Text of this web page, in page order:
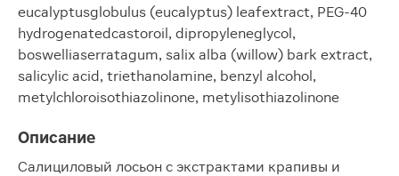
eucalyptusglobulus (eucalyptus) leafextract, PEG-40
hydrogenatedcastoroil, dipropyleneglycol,
boswelliaserratagum, salix alba (willow) bark extract,
salicylic acid, triethanolamine, benzyl alcohol,
metylchloroisothiazolinone, metylisothiazolinone
Описание
Салициловый лосьон с экстрактами крапивы и